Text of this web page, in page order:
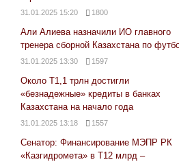
31.01.2025 15:20 1800
Али Алиева назначили ИО главного
тренера сборной Казахстана по
31.01.2025 13:30 1597
Около Т1,1 трлн достигли
«безнадежные» кредиты в банках
Казахстана на начало года
31.01.2025 13:18 1557
Сенатор: Финансирование МЭПР РК
«Казгидромета» в Т12 млрд –